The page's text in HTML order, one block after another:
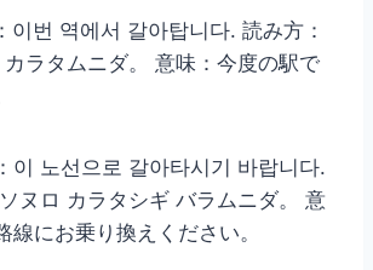
이번 역에서 갈아탑니다. 読み方：
ラタムニダ。 意味：今度の駅で
이 노선으로 갈아타시기 바랍니다.
ヌロ カラタシギ バラムニダ。 意
線にお乗り換えください。